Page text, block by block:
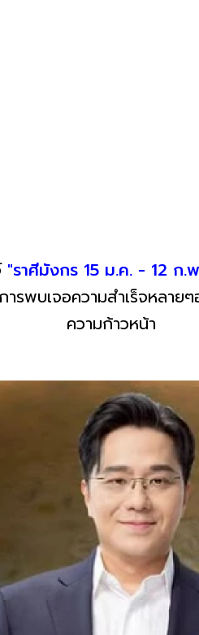
"ราศีมังกร 15 ม.ค. - 12 ก.
รพบเจอความสำเร็จหลา
ความก้าวหน้า